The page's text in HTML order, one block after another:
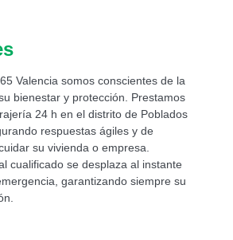
Valencia somos conscientes de la
bienestar y protección. Prestamos
24 h en el distrito de Poblados
respuestas ágiles y de
su vivienda o empresa.
cualificado se desplaza al instante
garantizando siempre su